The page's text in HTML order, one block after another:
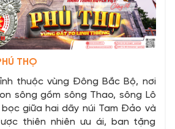
THỌ
thuộc vùng Đông Bắc Bộ, nơi
sông gồm sông Thao, sông Lô
giữa hai dãy núi Tam Đảo và
thiên nhiên ưu ái, ban tặng